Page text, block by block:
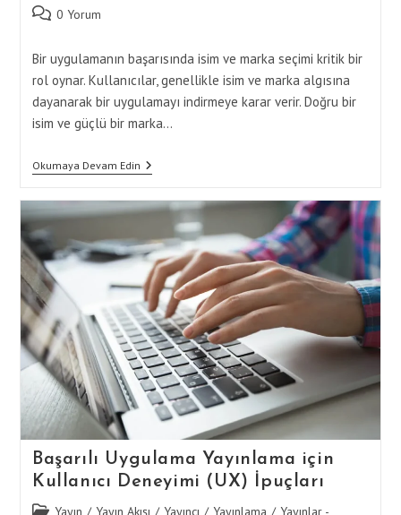
Post 0 Yorum
Bir uygulamanın başarısında isim ve marka seçimi kritik bir
rol oynar. Kullanıcılar, genellikle isim ve marka algısına
dayanarak bir uygulamayı indirmeye karar verir. Doğru bir
isim ve güçlü bir marka…
Okumaya Devam EdinUygulama
Yayınlama
Etkili
İsim
Ve
Marka
Seçimi
Başarılı Uygulama Yayınlama için
Kullanıcı Deneyimi (UX) İpuçları
Post Yayın / Yayın Akışı / Yayıncı / Yayınlama / Yayınlar -